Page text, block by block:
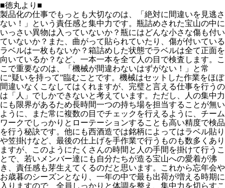
■徳丸より■
製品化の仕事でもっとも大切なのは、「絶対に間違いを見逃さ
ない！」という責任感と集中力です。瓶詰めされた宝山の中に
いっさい異物は入っていないか？瓶にはどんな小さな傷も付い
ていないか？また、曲がって貼られていたり、傷が付いている
ラベルは一枚もないか？箱詰めした状態でラベルは全て正面を
向いているか？など、一本一本を全て人の目で検査します。こ
こで重要なのは、「機械が間違わないはずがない！」と常
に“疑いを持って”臨むことです。機械はセットした作業をほぼ
間違いなくこなしてはくれますが、完璧と言える仕事を行うの
は「人」でしかできないと考えています。ただし、人の集中力
にも限界があるため長時間一つの持ち場を担当することが無い
ように、また常に複数の目でチェックを行えるように、チーム
ワークでしっかりとローテーションすることも高い精度で検品
を行う秘訣です。他にも西酒造では銘柄によってはラベル貼り
や笠掛けなど、最後の仕上げを手作業で行うものも数多くあり
ますが、このようにたくさんの時間と人の手間を掛けて行うこ
とで、若いメンバー達にも自分たちが造る宝山への愛着が沸
き、責任感も芽生えてくるのだと思います。これから忘年会や
お歳暮のシーズンとなり、一年の中で最も出荷が増える時期に
入りますので、全員しっかりと体調を整え、集中力を切らすこ